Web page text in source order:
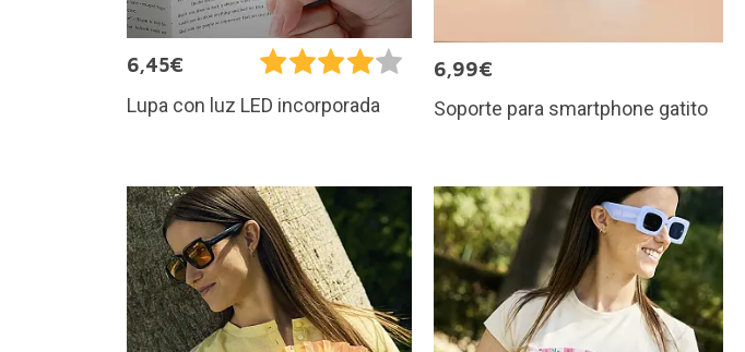
6,45€
Lupa con luz LED incorporada
6,99€
Soporte para smartphone gatito